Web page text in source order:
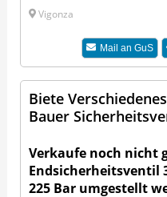
Vigonza
Mail anGuS
Biete Verschiedenes
Bauer
Verkaufe noch nicht
Endsicherheitsventil
225 Bar umgestellt